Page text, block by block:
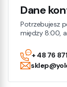
Dane
Potrzebujesz
między 8:00,
+ 48 76